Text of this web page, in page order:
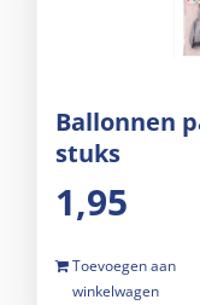
Ballonnen
stuks
1,95
Toevoegen aan
winkelwagen